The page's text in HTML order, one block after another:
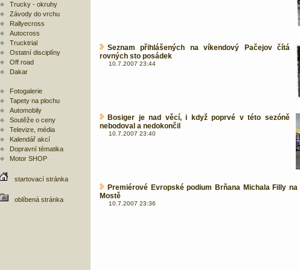
Trucky - okruhy
Závody do vrchu
Rallyecross
Autocross
Trucktrial
Ostatní disciplíny
Off road
Dakar
Fotogalerie
Tapety na plochu
Automobily
Soutěže o ceny
Televize, média
Kalendář akcí
Dopravní tématika
Motor SHOP
startovací stránka
oblíbená stránka
Seznam přihlášených na víkendový Pačejov čítá
rovných sto posádek
10.7.2007 23:44
Bosiger je nad věcí, i když poprvé v této sezóně
nebodoval a nedokončil
10.7.2007 23:40
Premiérové Evropské podium Brňana Michala Filly na
Mostě
10.7.2007 23:36